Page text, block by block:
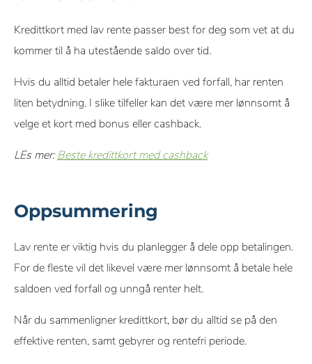
Kredittkort med lav rente passer best for deg som vet at du
kommer til å ha utestående saldo over tid.
Hvis du alltid betaler hele fakturaen ved forfall, har renten
liten betydning. I slike tilfeller kan det være mer lønnsomt å
velge et kort med bonus eller cashback.
LEs mer:Beste kredittkort med cashback
Oppsummering
Lav rente er viktig hvis du planlegger å dele opp betalingen.
For de fleste vil det likevel være mer lønnsomt å betale hele
saldoen ved forfall og unngå renter helt.
Når du sammenligner kredittkort, bør du alltid se på den
effektive renten, samt gebyrer og rentefri periode.